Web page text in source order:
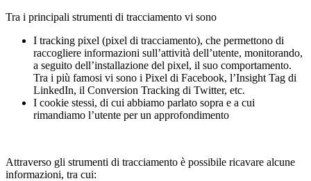
Tra i principali strumenti di tracciamento vi sono
I tracking pixel (pixel di tracciamento), che permettono di
raccogliere informazioni sull’attività dell’utente, monitorando,
a seguito dell’installazione del pixel, il suo comportamento.
Tra i più famosi vi sono i Pixel di Facebook, l’Insight Tag di
LinkedIn, il Conversion Tracking di Twitter, etc.
I cookie stessi, di cui abbiamo parlato sopra e a cui
rimandiamo l’utente per un approfondimento
Attraverso gli strumenti di tracciamento è possibile ricavare alcune
informazioni, tra cui: